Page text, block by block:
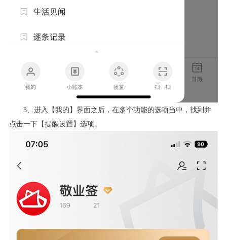
3、进入【我的】界面之后，在多个功能的选项当中，找到并
点击一下【提醒设置】选项。